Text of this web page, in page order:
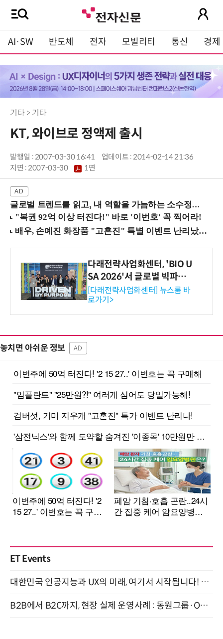
AI·SW 반도체 전자 모빌리티 통신 경제
기타 > 기타
KT, 와이브로 정액제 출시
발행일 : 2007-03-30 16:41
업데이트 : 2014-02-14 21:36
지면 :2007-03-30 1면
글로벌 트렌드를 읽고, 내 역할을 가늠하는 소수정예 실습 워크숍 (8/28 신논현역)
다래전략사업화센터, 'BIO U
SA 2026'서 글로벌 빅파마
와의 비즈니스 미팅 지원…K
-바이오 해외 진출 교두보 확
보
[다래전략사업화센터] 뉴스룸 바
로가기>
놓치면 아쉬운 정보 AD
ET Events
대한민국 인공지능과 UX의 미래, 여기서 시작됩니다! UX Korea 2026 - Fall 9월 2일 개최
B2B에서 B2C까지, 현장 실제 운영사례 : 동원그룹·OCI·다이닝브랜즈그룹·당근 (8/27)